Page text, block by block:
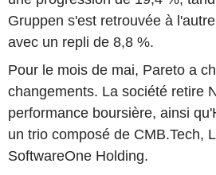
Gruppen s'est retrouvée à
avec un repli de 8,8 %.
Pour le mois de mai, Pareto a
changements. La société retire
performance boursière, ainsi
un trio composé de CMB.Tech,
SoftwareOne Holding.